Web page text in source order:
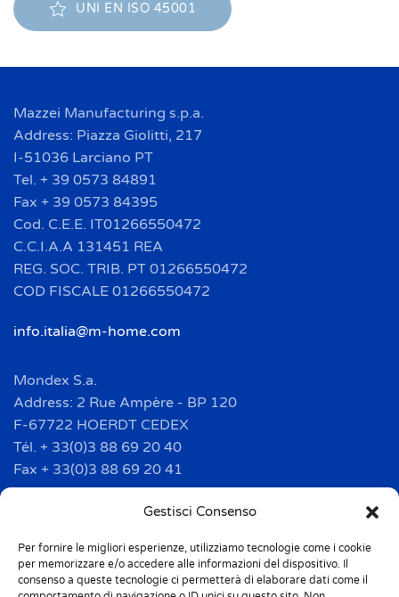
Gestisci Consenso
Per fornire le migliori esperienze, utilizziamo tecnologie come i cookie
per memorizzare e/o accedere alle informazioni del dispositivo. Il
consenso a queste tecnologie ci permetterà di elaborare dati come il
UNI EN ISO 45001
Mazzei Manufacturing s.p.a.
Address: Piazza Giolitti, 217
I-51036 Larciano PT
Tel. + 39 0573 84891
Fax + 39 0573 84395
Cod. C.E.E. IT01266550472
C.C.I.A.A 131451 REA
REG. SOC. TRIB. PT 01266550472
COD FISCALE 01266550472
info.italia@m-home.com
Mondex S.a.
Address: 2 Rue Ampère - BP 120
F-67722 HOERDT CEDEX
Tél. + 33(0)3 88 69 20 40
Fax + 33(0)3 88 69 20 41
info.france@m-home.com
Mondex Menaje España S.a.
Address: Ctra de Girona, km. 101.5